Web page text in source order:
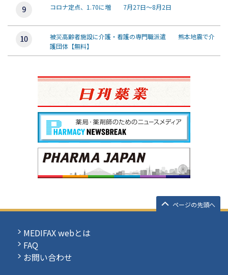
コロナ定点、1.70に増 7月27日～8月2日
被災高齢者施設に介護・看護の専門職派遣 熊本地震で介
護団体【無料】
ページの先頭へ
MEDIFAX webとは
FAQ
お問い合わせ